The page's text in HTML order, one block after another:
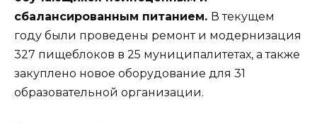
сбалансированным питанием. В текущем
году были проведены ремонт и модернизация
327 пищеблоков в 25 муниципалитетах, а также
закуплено новое оборудование для 31
образовательной организации.